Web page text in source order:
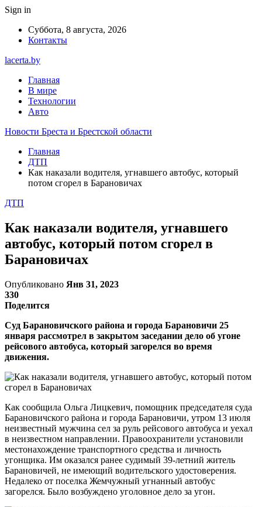
Sign in
Суббота, 8 августа, 2026
Контакты
lacerta.by
Главная
В мире
Технологии
Авто
Новости Бреста и Брестской области
Главная
ДТП
Как наказали водителя, угнавшего автобус, который
потом сгорел в Барановичах
ДТП
Как наказали водителя, угнавшего
автобус, который потом сгорел в
Барановичах
Опубликовано Янв 31, 2023
330
Поделится
Суд Барановичского района и города Барановичи 25
января рассмотрел в закрытом заседании дело об угоне
рейсового автобуса, который загорелся во время
движения.
Как сообщила Ольга Лицкевич, помощник председателя суда
Барановичского района и города Барановичи, утром 13 июля
неизвестный мужчина сел за руль рейсового автобуса и уехал
в неизвестном направлении. Правоохранители установили
местонахождение транспортного средства и личность
угонщика. Им оказался ранее судимый 39-летний житель
Барановичей, не имеющий водительского удостоверения.
Недалеко от поселка Жемчужный угнанный автобус
загорелся. Было возбуждено уголовное дело за угон.